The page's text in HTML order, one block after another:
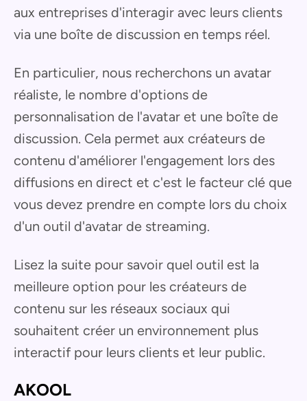
aux entreprises d'interagir avec leurs clients
via une boîte de discussion en temps réel.
En particulier, nous recherchons un avatar
réaliste, le nombre d'options de
personnalisation de l'avatar et une boîte de
discussion. Cela permet aux créateurs de
contenu d'améliorer l'engagement lors des
diffusions en direct et c'est le facteur clé que
vous devez prendre en compte lors du choix
d'un outil d'avatar de streaming.
Lisez la suite pour savoir quel outil est la
meilleure option pour les créateurs de
contenu sur les réseaux sociaux qui
souhaitent créer un environnement plus
interactif pour leurs clients et leur public.
AKOOL